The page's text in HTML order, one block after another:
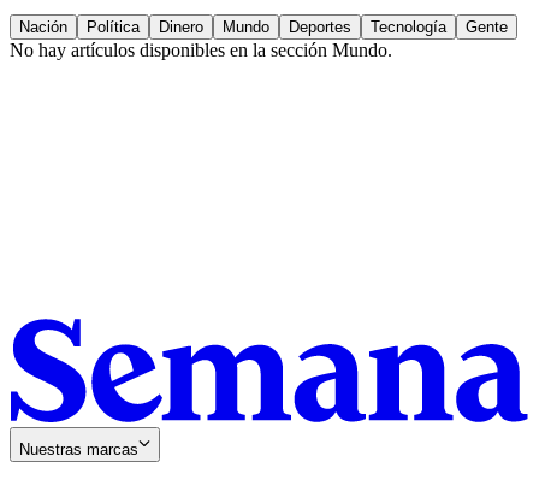
Nación Política Dinero Mundo Deportes Tecnología Gente
No hay artículos disponibles en la sección Mundo.
Nuestras marcas